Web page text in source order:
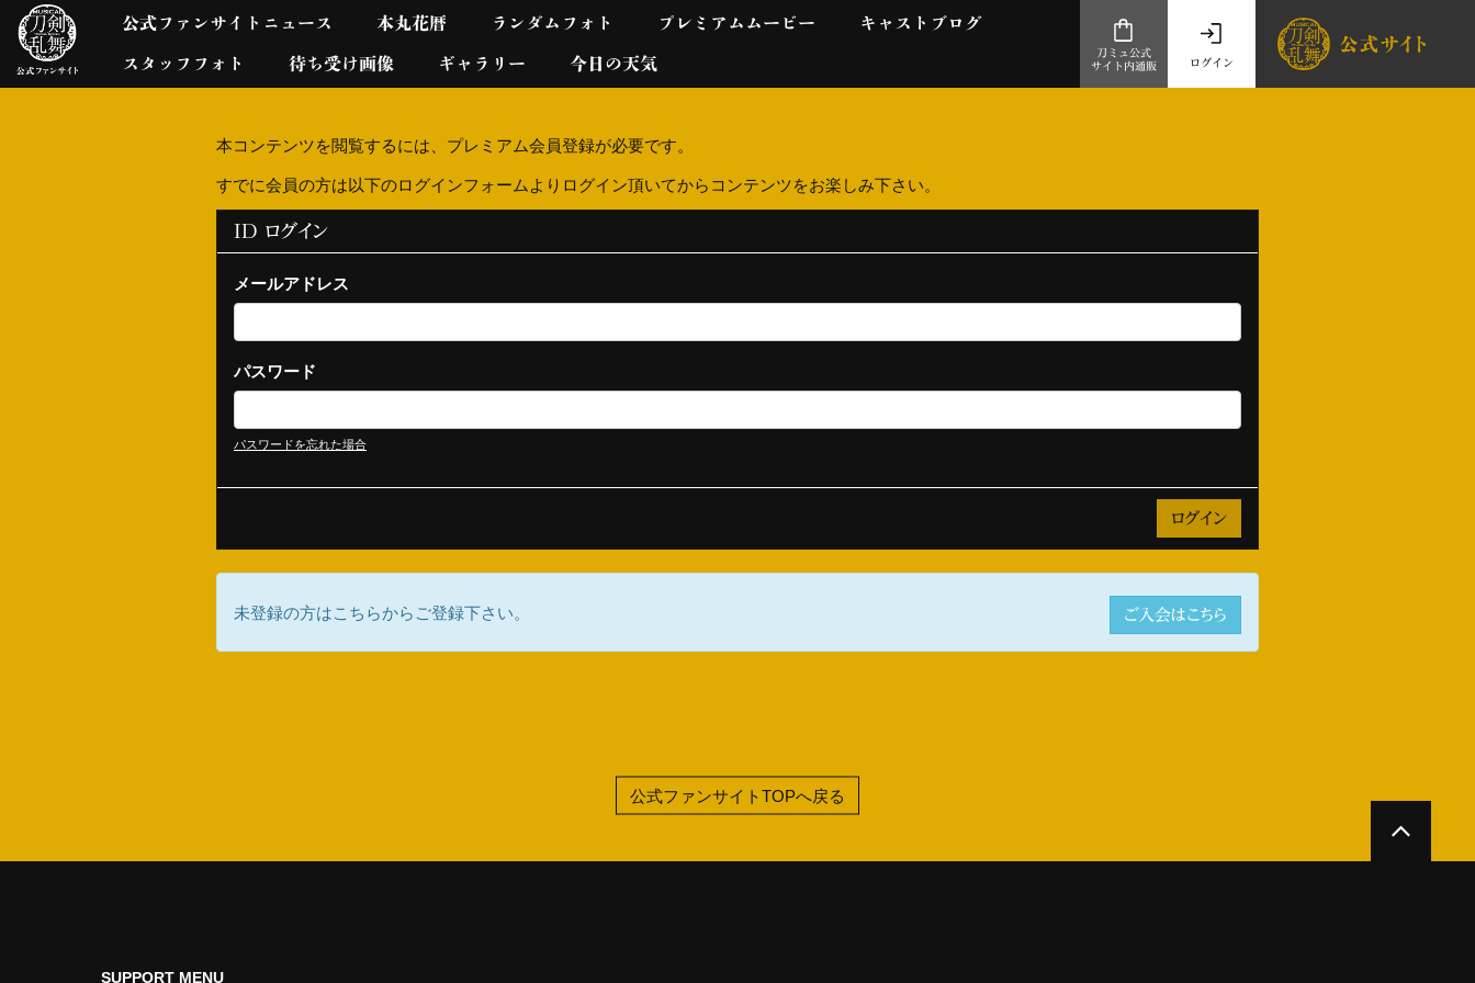
公式ファンサイトニュース 本丸花暦 ランダムフォト プレミアムムービー キャストブログ
スタッフフォト 待ち受け画像 ギャラリー 今日の天気 ログイン
刀ミュ公式
サイト内通販
本コンテンツを閲覧するには、プレミアム会員登録が必要です。
すでに会員の方は以下のログインフォームよりログイン頂いてからコンテンツをお楽しみ下さい。
ID ログイン
メールアドレス
パスワード
パスワードを忘れた場合
未登録の方はこちらからご登録下さい。 ご入会はこちら
公式ファンサイトTOPへ戻る
SUPPORT MENU